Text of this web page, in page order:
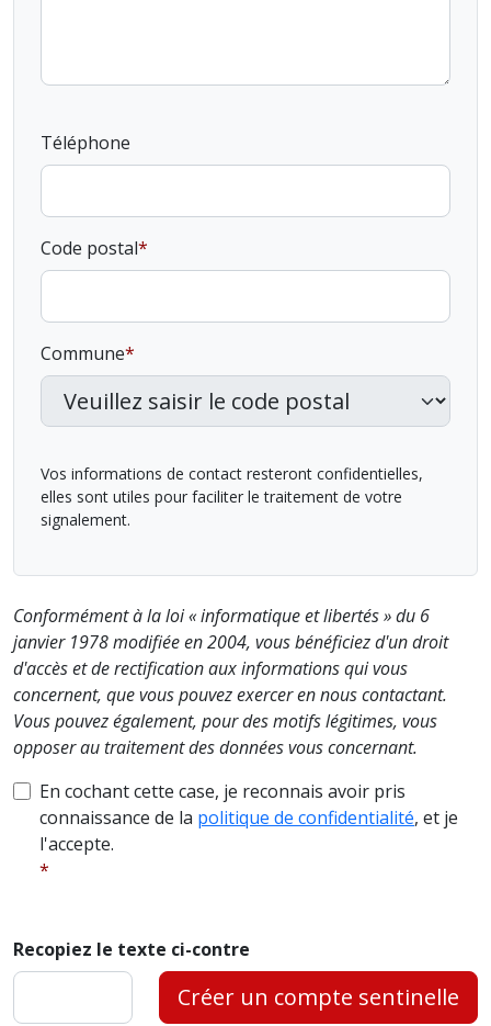
Téléphone
Code postal
Commune
Vos informations de contact resteront confidentielles,
elles sont utiles pour faciliter le traitement de votre
signalement.
Conformément à la loi « informatique et libertés » du 6
janvier 1978 modifiée en 2004, vous bénéficiez d'un droit
d'accès et de rectification aux informations qui vous
concernent, que vous pouvez exercer en nous contactant.
Vous pouvez également, pour des motifs légitimes, vous
opposer au traitement des données vous concernant.
En cochant cette case, je reconnais avoir pris
connaissance de la politique de confidentialité, et je
l'accepte.
Recopiez le texte ci-contre
Créer un compte sentinelle